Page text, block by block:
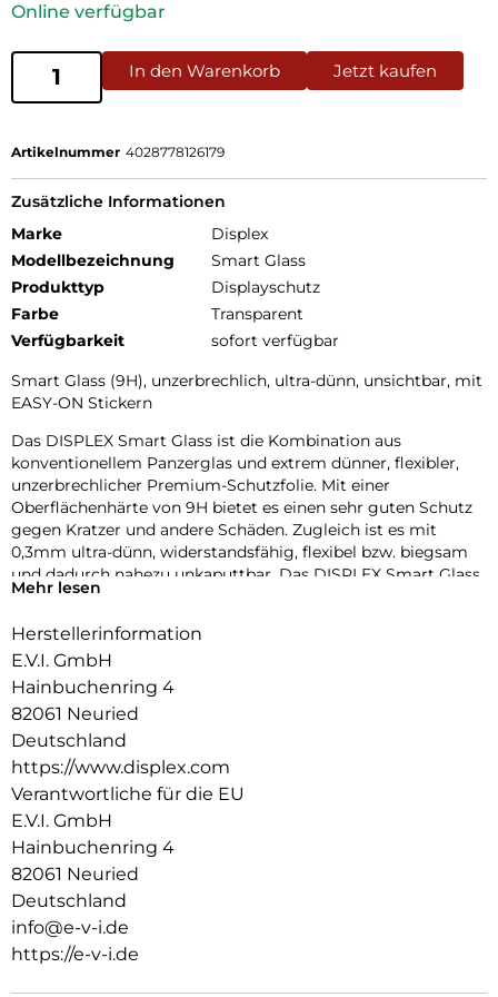
Online verfügbar
In den Warenkorb Jetzt kaufen
Artikelnummer 4028778126179
Zusätzliche Informationen
Marke
Displex
Modellbezeichnung
Smart Glass
Produkttyp
Displayschutz
Farbe
Transparent
Verfügbarkeit
sofort verfügbar
Smart Glass (9H), unzerbrechlich, ultra-dünn, unsichtbar, mit
EASY-ON Stickern
Das DISPLEX Smart Glass ist die Kombination aus
konventionellem Panzerglas und extrem dünner, flexibler,
unzerbrechlicher Premium-Schutzfolie. Mit einer
Oberflächenhärte von 9H bietet es einen sehr guten Schutz
gegen Kratzer und andere Schäden. Zugleich ist es mit
0,3mm ultra-dünn, widerstandsfähig, flexibel bzw. biegsam
und dadurch nahezu unkaputtbar. Das DISPLEX Smart Glass
wird mit modernster Lasertechnologie in unserer
des Smartphone Displays angepasst – Made in Germany. Die
uneingeschränkte Funktionalität, Farbbrillanz und
Hüllenkompatibilität sind selbstverständlich garantiert.
Hüllenfreundlich
Unser DISPLEX Smart Glass wird bis auf 5/100 mm genau auf
die Smartphone Konturen gefertigt und passt somit perfekt
auf Ihr Smartphone. Außerdem ist die Schutzfolie ultradünn.
Somit lassen sich alle handelsüblichen Schutzhüllen & Cases
Schutz aus DISPLEX Smart Glass und Ihrer Lieblingshülle
wird Ihr Smartphone rundum optimal geschützt.
Anti Fingerprint
Die oberste Schicht unserer 4-Layer Technology besteht aus
einem High-Tech Plasma Coating. Die hydro- und oleophobe
Mehr lesen
Herstellerinformation
E.V.I. GmbH
Hainbuchenring 4
82061 Neuried
Deutschland
https://www.displex.com
Verantwortliche für die EU
E.V.I. GmbH
Hainbuchenring 4
82061 Neuried
Deutschland
info@e-v-i.de
https://e-v-i.de